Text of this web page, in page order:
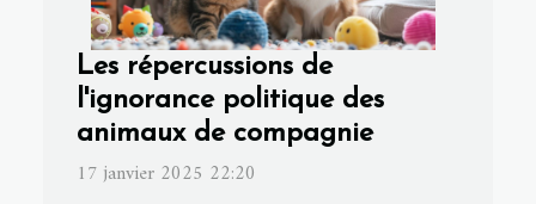
Les répercussions de
l'ignorance politique des
animaux de compagnie
17 janvier 2025 22:20